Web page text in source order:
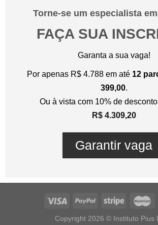
Torne-se um especialista
FAÇA SUA
Garanta a sua vaga!
Por apenas R$ 4.788 em até 12
399,00.
Ou à vista com 10% de
R$ 4.309,20
Garantir vaga
Copyright 2026 © Instituto Pius